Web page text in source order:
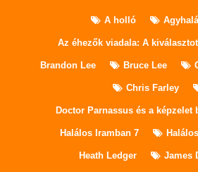
A holló
Az éhezők viadala: A
Brandon Lee Bruce Lee
Chris Farley
Doctor Parnassus és a képzelet
Halálos Iramban 7
Heath Ledger James